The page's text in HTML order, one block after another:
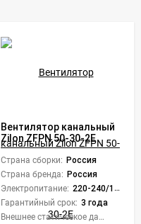
Вентилятор канальный
Zilon ZFPN 50-30-2E
Страна сборки: Россия
Страна бренда: Россия
Электропитание: 220-240/1/50
Гарантийный срок: 3 года
Внешнее статическое давление, Па: